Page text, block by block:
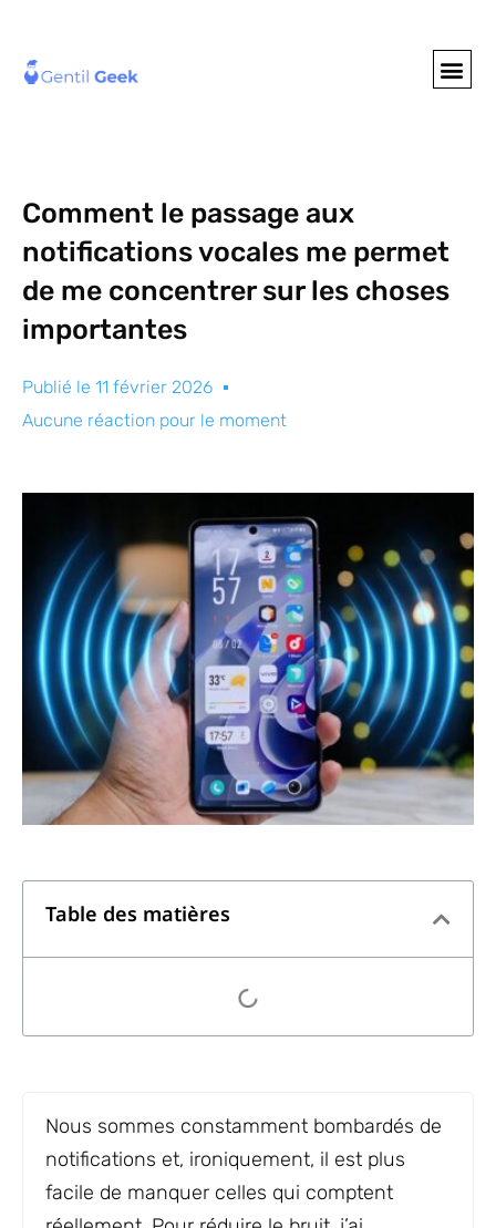
Comment le passage aux
notifications vocales me permet
de me concentrer sur les choses
importantes
Publié le 11 février 2026
Aucune réaction pour le moment
Table des matières
Nous sommes constamment bombardés de
notifications et, ironiquement, il est plus
facile de manquer celles qui comptent